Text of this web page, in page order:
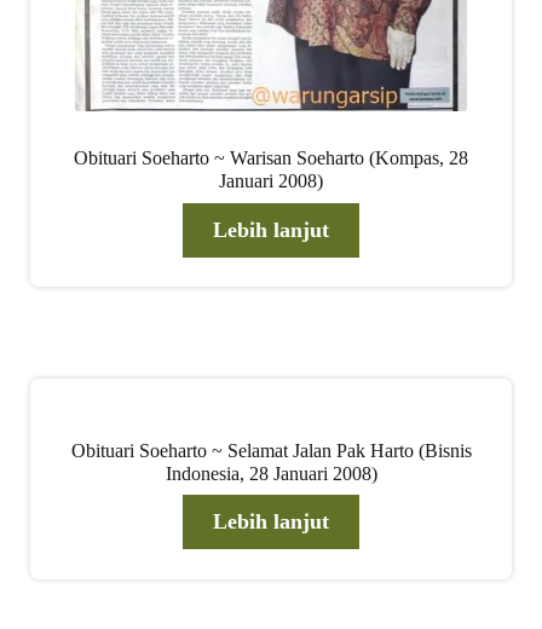
Obituari Soeharto ~ Warisan Soeharto (Kompas, 28
Januari 2008)
Lebih lanjut
Obituari Soeharto ~ Selamat Jalan Pak Harto (Bisnis
Indonesia, 28 Januari 2008)
Lebih lanjut